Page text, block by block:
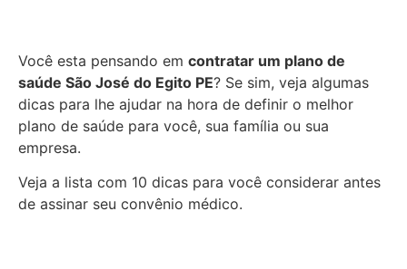
Você esta pensando em contratar um plano de
saúde São José do Egito PE? Se sim, veja algumas
dicas para lhe ajudar na hora de definir o melhor
plano de saúde para você, sua família ou sua
empresa.
Veja a lista com 10 dicas para você considerar antes
de assinar seu convênio médico.